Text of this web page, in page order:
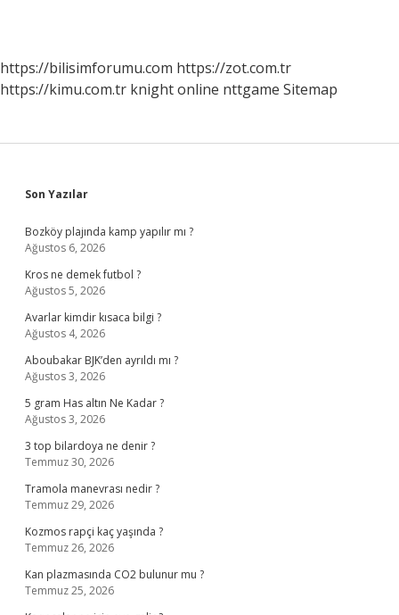
https://bilisimforumu.com https://zot.com.tr
https://kimu.com.tr knight online nttgame Sitemap
Sidebar
Son Yazılar
Bozköy plajında kamp yapılır mı ?
Ağustos 6, 2026
Kros ne demek futbol ?
Ağustos 5, 2026
Avarlar kimdir kısaca bilgi ?
Ağustos 4, 2026
Aboubakar BJK’den ayrıldı mı ?
Ağustos 3, 2026
5 gram Has altın Ne Kadar ?
Ağustos 3, 2026
3 top bilardoya ne denir ?
Temmuz 30, 2026
Tramola manevrası nedir ?
Temmuz 29, 2026
Kozmos rapçi kaç yaşında ?
Temmuz 26, 2026
Kan plazmasında CO2 bulunur mu ?
Temmuz 25, 2026